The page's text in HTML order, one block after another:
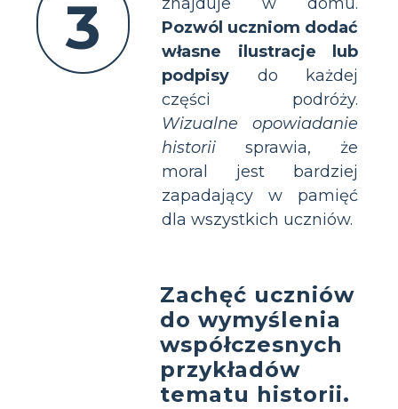
3
Pozwól uczniom dodać
własne ilustracje lub
podpisy do każdej
części podróży.
Wizualne opowiadanie
historii sprawia, że
moral jest bardziej
zapadający w pamięć
dla wszystkich uczniów.
Zachęć uczniów
do wymyślenia
współczesnych
przykładów
tematu historii.